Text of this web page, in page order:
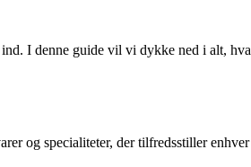
I denne guide vil vi dykke ned i alt,
og specialiteter, der tilfredsstiller enhver